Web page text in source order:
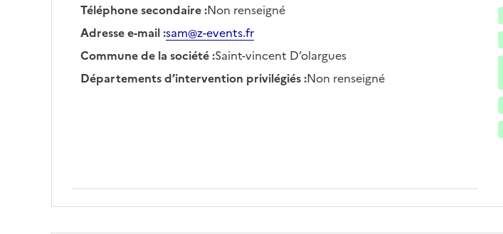
Téléphone secondaire:Non renseigné
Adresse e-mail:sam@z-events.fr
Commune de la société:Saint-vincent D’olargues
Départements d’intervention privilégiés:Non renseigné